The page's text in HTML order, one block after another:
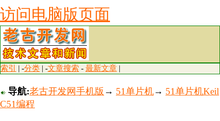
访问电脑版页面
索引 | -分类 | -文章搜索 - 最新文章 |
导航:老古开发网手机版 → 51单片机→ 51单片机Keil
C51编程